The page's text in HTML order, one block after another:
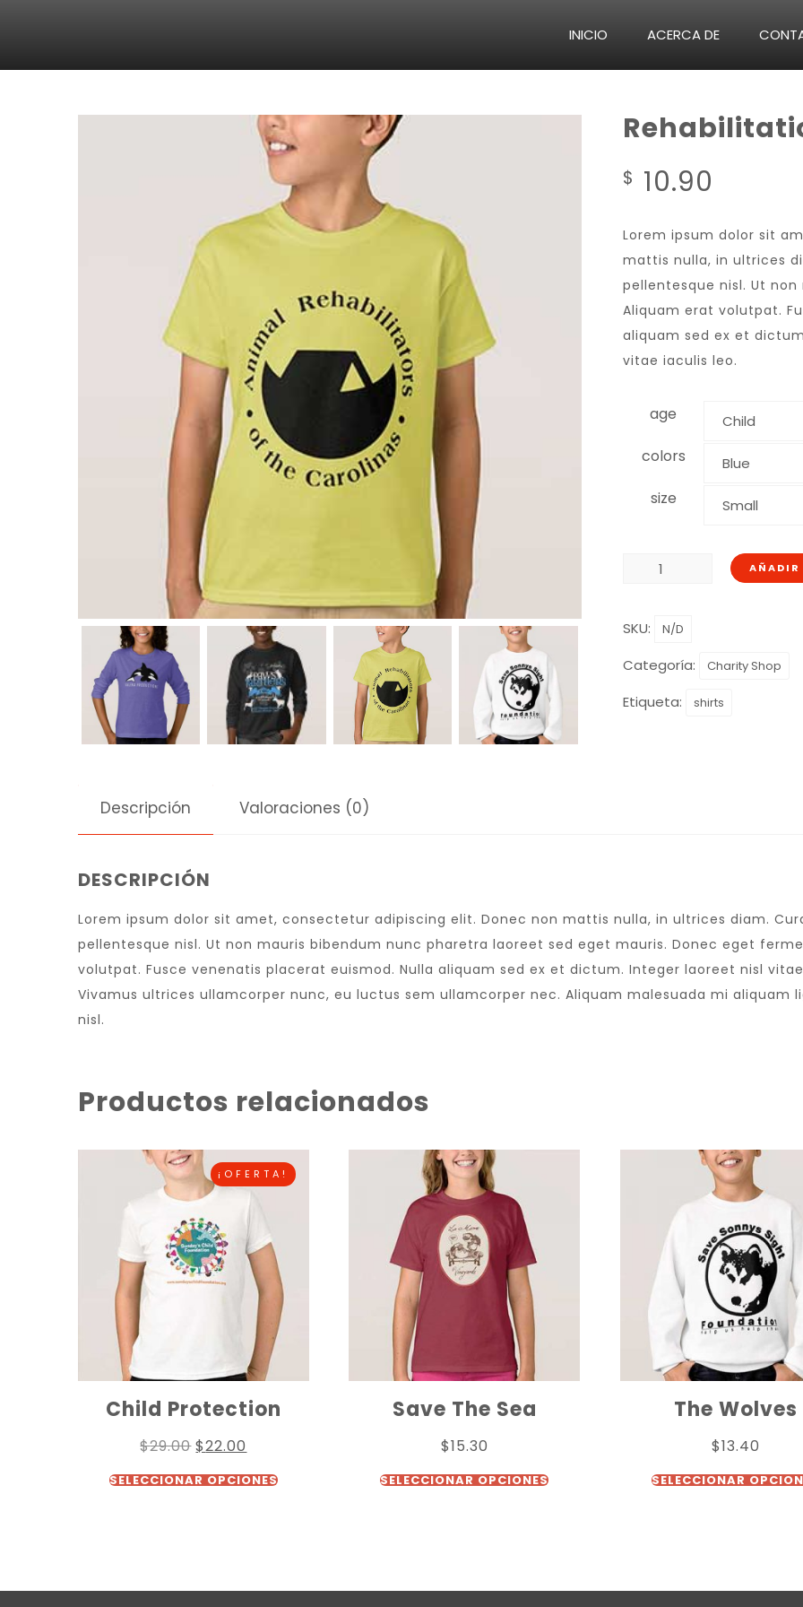
INICIO ACERCA DE
$ 10.90
Lorem ipsum dolor sit
mattis nulla, in ultrices
pellentesque nisl. Ut
Aliquam erat volutpat.
aliquam sed ex et
vitae iaculis leo.
age
colors
size
AÑADIR
SKU: N/D
Categoría: Charity Shop
Etiqueta: shirts
Descripción Valoraciones (0)
DESCRIPCIÓN
Lorem ipsum dolor sit amet, consectetur adipiscing elit. Donec non mattis nulla, in ultrices diam.
pellentesque nisl. Ut non mauris bibendum nunc pharetra laoreet sed eget mauris. Donec eget
volutpat. Fusce venenatis placerat euismod. Nulla aliquam sed ex et dictum. Integer laoreet nisl
Vivamus ultrices ullamcorper nunc, eu luctus sem ullamcorper nec. Aliquam malesuada mi aliquam
nisl.
Productos relacionados
¡OFERTA!
Child Protection
$29.00 $22.00
SELECCIONAR OPCIONES
Save The Sea
$15.30
SELECCIONAR OPCIONES
The Wolves
$13.40
SELECCIONAR